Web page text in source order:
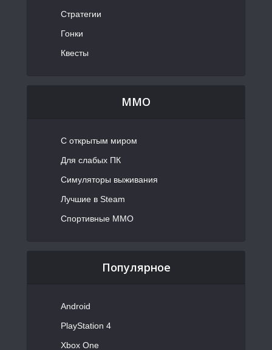
Стратегии
Гонки
Квесты
MMO
С открытым миром
Для слабых ПК
Симуляторы выживания
Лучшие в Steam
Спортивные MMO
Популярное
Android
PlayStation 4
Xbox One